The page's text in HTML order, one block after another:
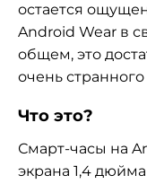
остается
Android Wear в
общем, это
очень
Что это?
Смарт-часы на
экрана 1,4